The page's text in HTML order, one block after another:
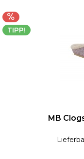
TIPP!
MB